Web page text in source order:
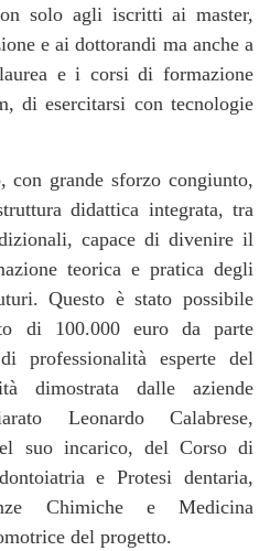
solo agli iscritti ai master,
e ai dottorandi ma anche a
e i corsi di formazione
di esercitarsi con tecnologie
con grande sforzo congiunto,
didattica integrata, tra
capace di divenire il
teorica e pratica degli
Questo è stato possibile
di 100.000 euro da parte
professionalità esperte del
dimostrata dalle aziende
Leonardo Calabrese,
suo incarico, del Corso di
e Protesi dentaria,
Chimiche e Medicina
del progetto.